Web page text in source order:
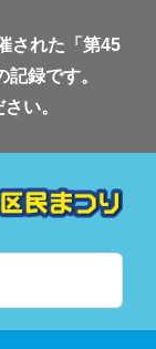
された「第45
録です。
い。